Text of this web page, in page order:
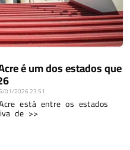
é um dos estados que
01/202623:51
está entre os estados
de >>